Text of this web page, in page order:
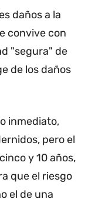
daños a la
convive con
"segura" de
de los daños
inmediato,
pero el
y 10 años,
que el riesgo
el de una